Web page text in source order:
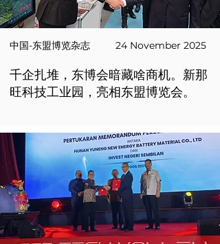
中国-东盟博览杂志 24 November 2025
千企扎堆，东博会暗藏啥商机。新那
旺科技工业园，亮相东盟博览会。